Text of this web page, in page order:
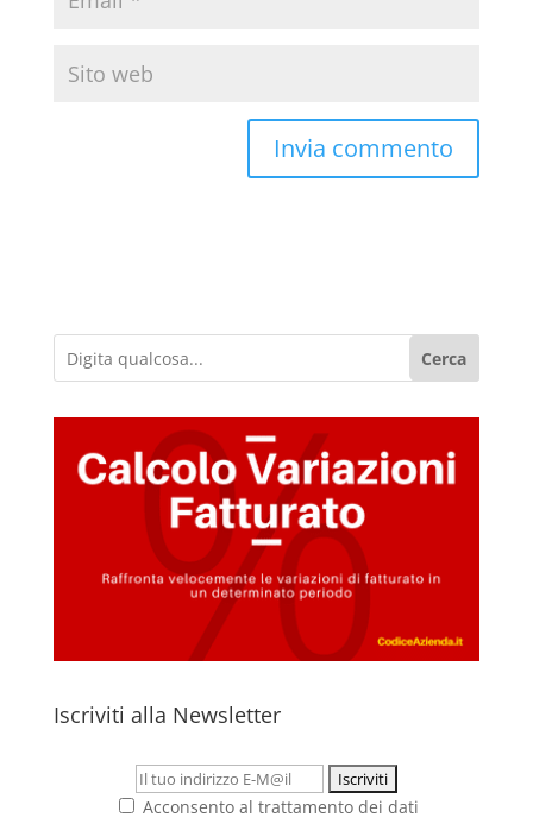
Cerca
Iscriviti alla Newsletter
Acconsento al trattamento dei dati